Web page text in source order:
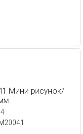
Мини рисунок/